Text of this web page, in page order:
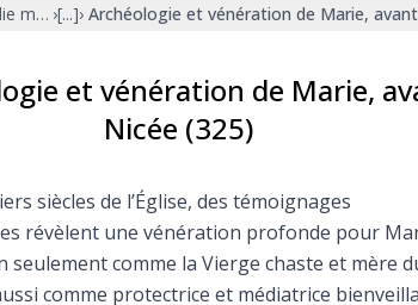
À la une
Chapelet pour le monde
Contact
Faire un don
mariale
›[...]› Archéologie et vénération de Marie, avant
et vénération de Marie,
Nicée (325)
siècles de l’Église, des témoignages
révèlent une vénération profonde pour
seulement comme la Vierge chaste et mère
comme protectrice et médiatrice